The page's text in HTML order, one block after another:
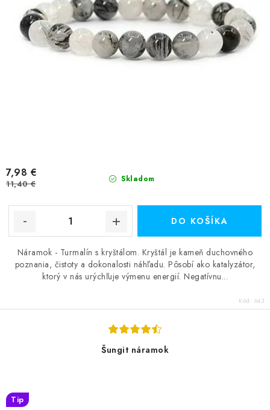
Skladom
7,98 €
11,40 €
DO KOŠÍKA
Náramok - Turmalín s kryštálom. Kryštál je kameň duchovného
poznania, čistoty a dokonalosti náhľadu. Pôsobí ako katalyzátor,
ktorý v nás urýchľuje výmenu energií. Negatívnu...
Kód: 643
Šungit náramok
Tip